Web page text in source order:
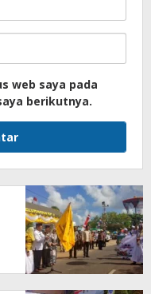
web saya pada
berikutnya.